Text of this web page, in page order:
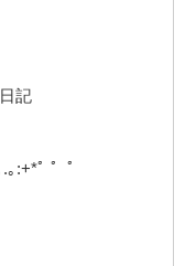
記
｡:+*ﾟ ゜ﾟ